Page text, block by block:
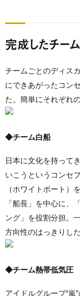
完成したチー
チームごとのディス
にできあがったコン
た。簡単にそれぞれ
◆チーム白船
日本に文化を持って
いこうというコンセ
（ホワイトボート）
「船長」を中心に、
ング」を役割分担。
方向性のはっきりし
◆チーム熱帯低気圧
アイドルグループ“嵐